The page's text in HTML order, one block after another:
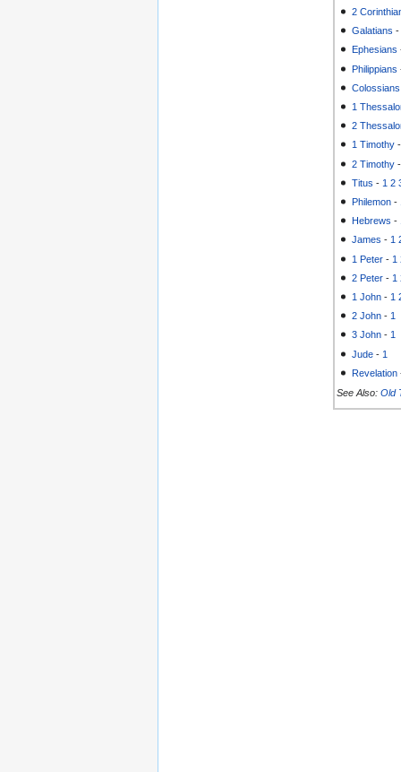
2
Galatians
Ephesians
Philippians
Colossians
1
2
1 Timothy
2 Timothy
Titus - 1 2
Philemon -
Hebrews -
James -1
1 Peter - 1
2 Peter - 1
1 John - 1
2 John - 1
3 John -1
Jude - 1
Revelation
See Also: Old